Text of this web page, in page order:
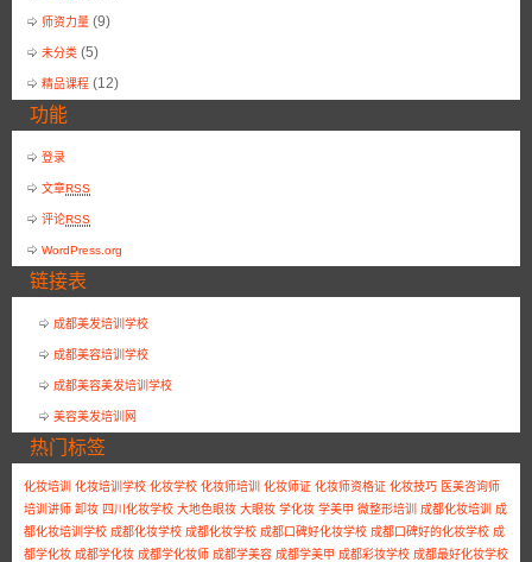
师资力量 (9)
未分类 (5)
精品课程 (12)
功能
登录
文章RSS
评论RSS
WordPress.org
链接表
成都美发培训学校
成都美容培训学校
成都美容美发培训学校
美容美发培训网
热门标签
化妆培训 化妆培训学校 化妆学校 化妆师培训 化妆师证 化妆师资格证 化妆技巧 医美咨询师
培训讲师 卸妆 四川化妆学校 大地色眼妆 大眼妆 学化妆 学美甲 微整形培训 成都化妆培训
成
都化妆培训学校 成都化妆学校 成都化妆学校 成都口碑好化妆学校 成都口碑好的化妆学校 成
都学化妆 成都学化妆 成都学化妆师 成都学美容 成都学美甲 成都彩妆学校 成都最好化妆学校